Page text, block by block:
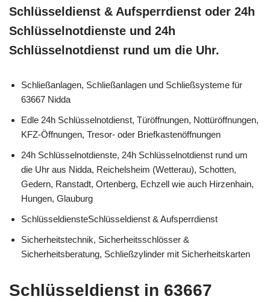
Schlüsseldienst & Aufsperrdienst oder 24h
Schlüsselnotdienste und 24h
Schlüsselnotdienst rund um die Uhr.
Schließanlagen, Schließanlagen und Schließsysteme für
63667 Nidda
Edle 24h Schlüsselnotdienst, Türöffnungen, Nottüröffnungen,
KFZ-Öffnungen, Tresor- oder Briefkastenöffnungen
24h Schlüsselnotdienste, 24h Schlüsselnotdienst rund um
die Uhr aus Nidda, Reichelsheim (Wetterau), Schotten,
Gedern, Ranstadt, Ortenberg, Echzell wie auch Hirzenhain,
Hungen, Glauburg
SchlüsseldiensteSchlüsseldienst & Aufsperrdienst
Sicherheitstechnik, Sicherheitsschlösser &
Sicherheitsberatung, Schließzylinder mit Sicherheitskarten
Schlüsseldienst in 63667